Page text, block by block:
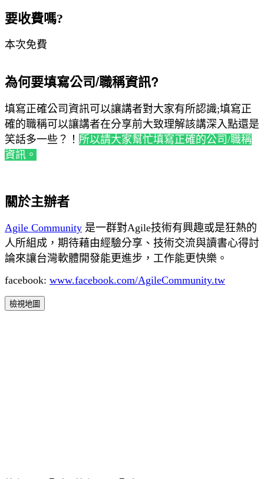
要收費嗎?
本次免費
為何要填寫公司/職稱資訊?
填寫正確公司資訊可以讓講者對大家有所認識;填寫正
確的職稱可以讓講者在分享前大致理解該講深入點還是
笑話多一些？！ 所以請大家幫忙填寫正確的公司/職稱
資訊。
關於主辦者
Agile Community 是一群對Agile技術有興趣或是狂熱的
人所組成，期待藉由經驗分享、技術交流與讀書心得討
論來讓台灣軟體開發能更進步，工作能更快樂。
facebook: www.facebook.com/AgileCommunity.tw
檢視地圖